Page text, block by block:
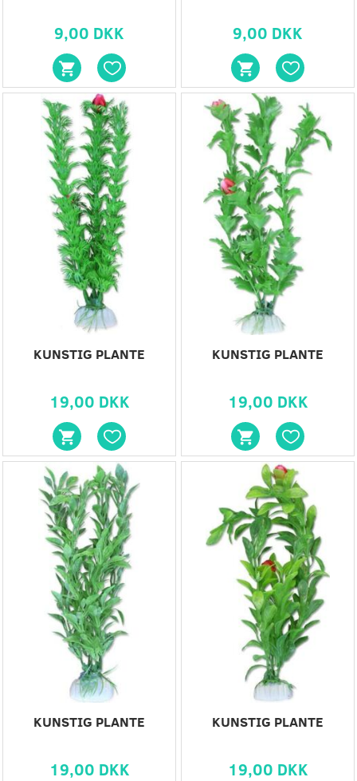
9,00 DKK 9,00 DKK
KUNSTIG PLANTE
19,00 DKK
KUNSTIG PLANTE
19,00 DKK
KUNSTIG PLANTE
19,00 DKK
KUNSTIG PLANTE
19,00 DKK